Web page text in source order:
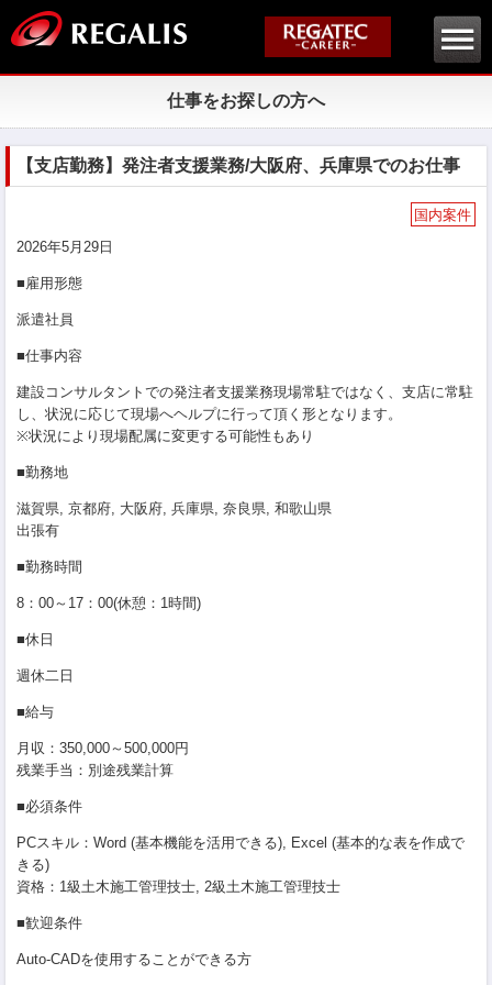
仕事をお探しの方へ
【支店勤務】発注者支援業務/大阪府、兵庫県でのお仕事
国内案件
2026年5月29日
■雇用形態
派遣社員
■仕事内容
建設コンサルタントでの発注者支援業務現場常駐ではなく、支店に常駐
し、状況に応じて現場へヘルプに行って頂く形となります。
※状況により現場配属に変更する可能性もあり
■勤務地
滋賀県, 京都府, 大阪府, 兵庫県, 奈良県, 和歌山県
出張有
■勤務時間
8：00～17：00(休憩：1時間)
■休日
週休二日
■給与
月収：350,000～500,000円
残業手当：別途残業計算
■必須条件
PCスキル：Word (基本機能を活用できる), Excel (基本的な表を作成で
きる)
資格：1級土木施工管理技士, 2級土木施工管理技士
■歓迎条件
Auto-CADを使用することができる方